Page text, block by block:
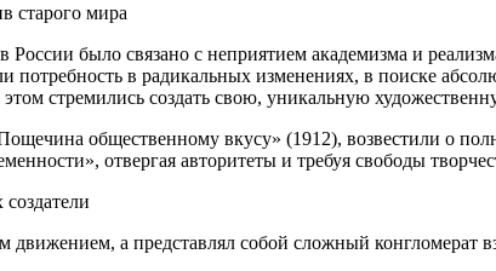
старого мира
России было связано с неприятием академизма и
потребность в радикальных изменениях, в поиске
стремились создать свою, уникальную
общественному вкусу» (1912), возвестили о
отвергая авторитеты и требуя свободы
движением, а представлял собой сложный